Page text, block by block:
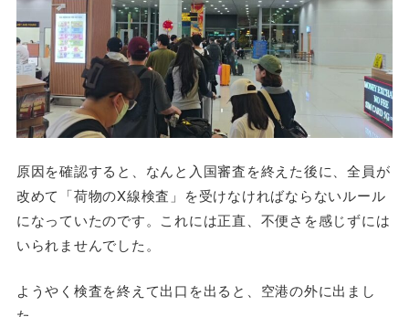
原因を確認すると、なんと入国審査を終えた後に、全員が
改めて「荷物のX線検査」を受けなければならないルール
になっていたのです。これには正直、不便さを感じずには
いられませんでした。
ようやく検査を終えて出口を出ると、空港の外に出まし